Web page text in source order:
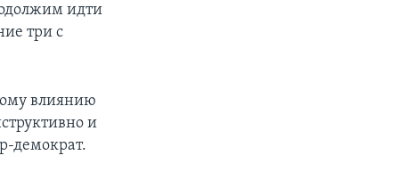
идти
три с
влиянию
и
демократ.